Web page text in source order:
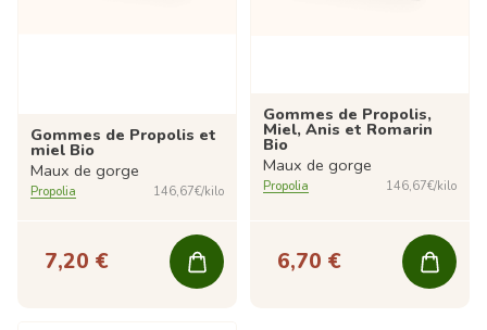
Gommes de Propolis et
miel Bio
Maux de gorge
Propolia 146,67€/kilo
7,20 €
Gommes de Propolis,
Miel, Anis et Romarin
Bio
Maux de gorge
Propolia 146,67€/kilo
6,70 €